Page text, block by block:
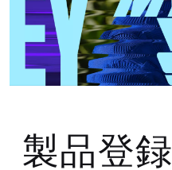
製品登録